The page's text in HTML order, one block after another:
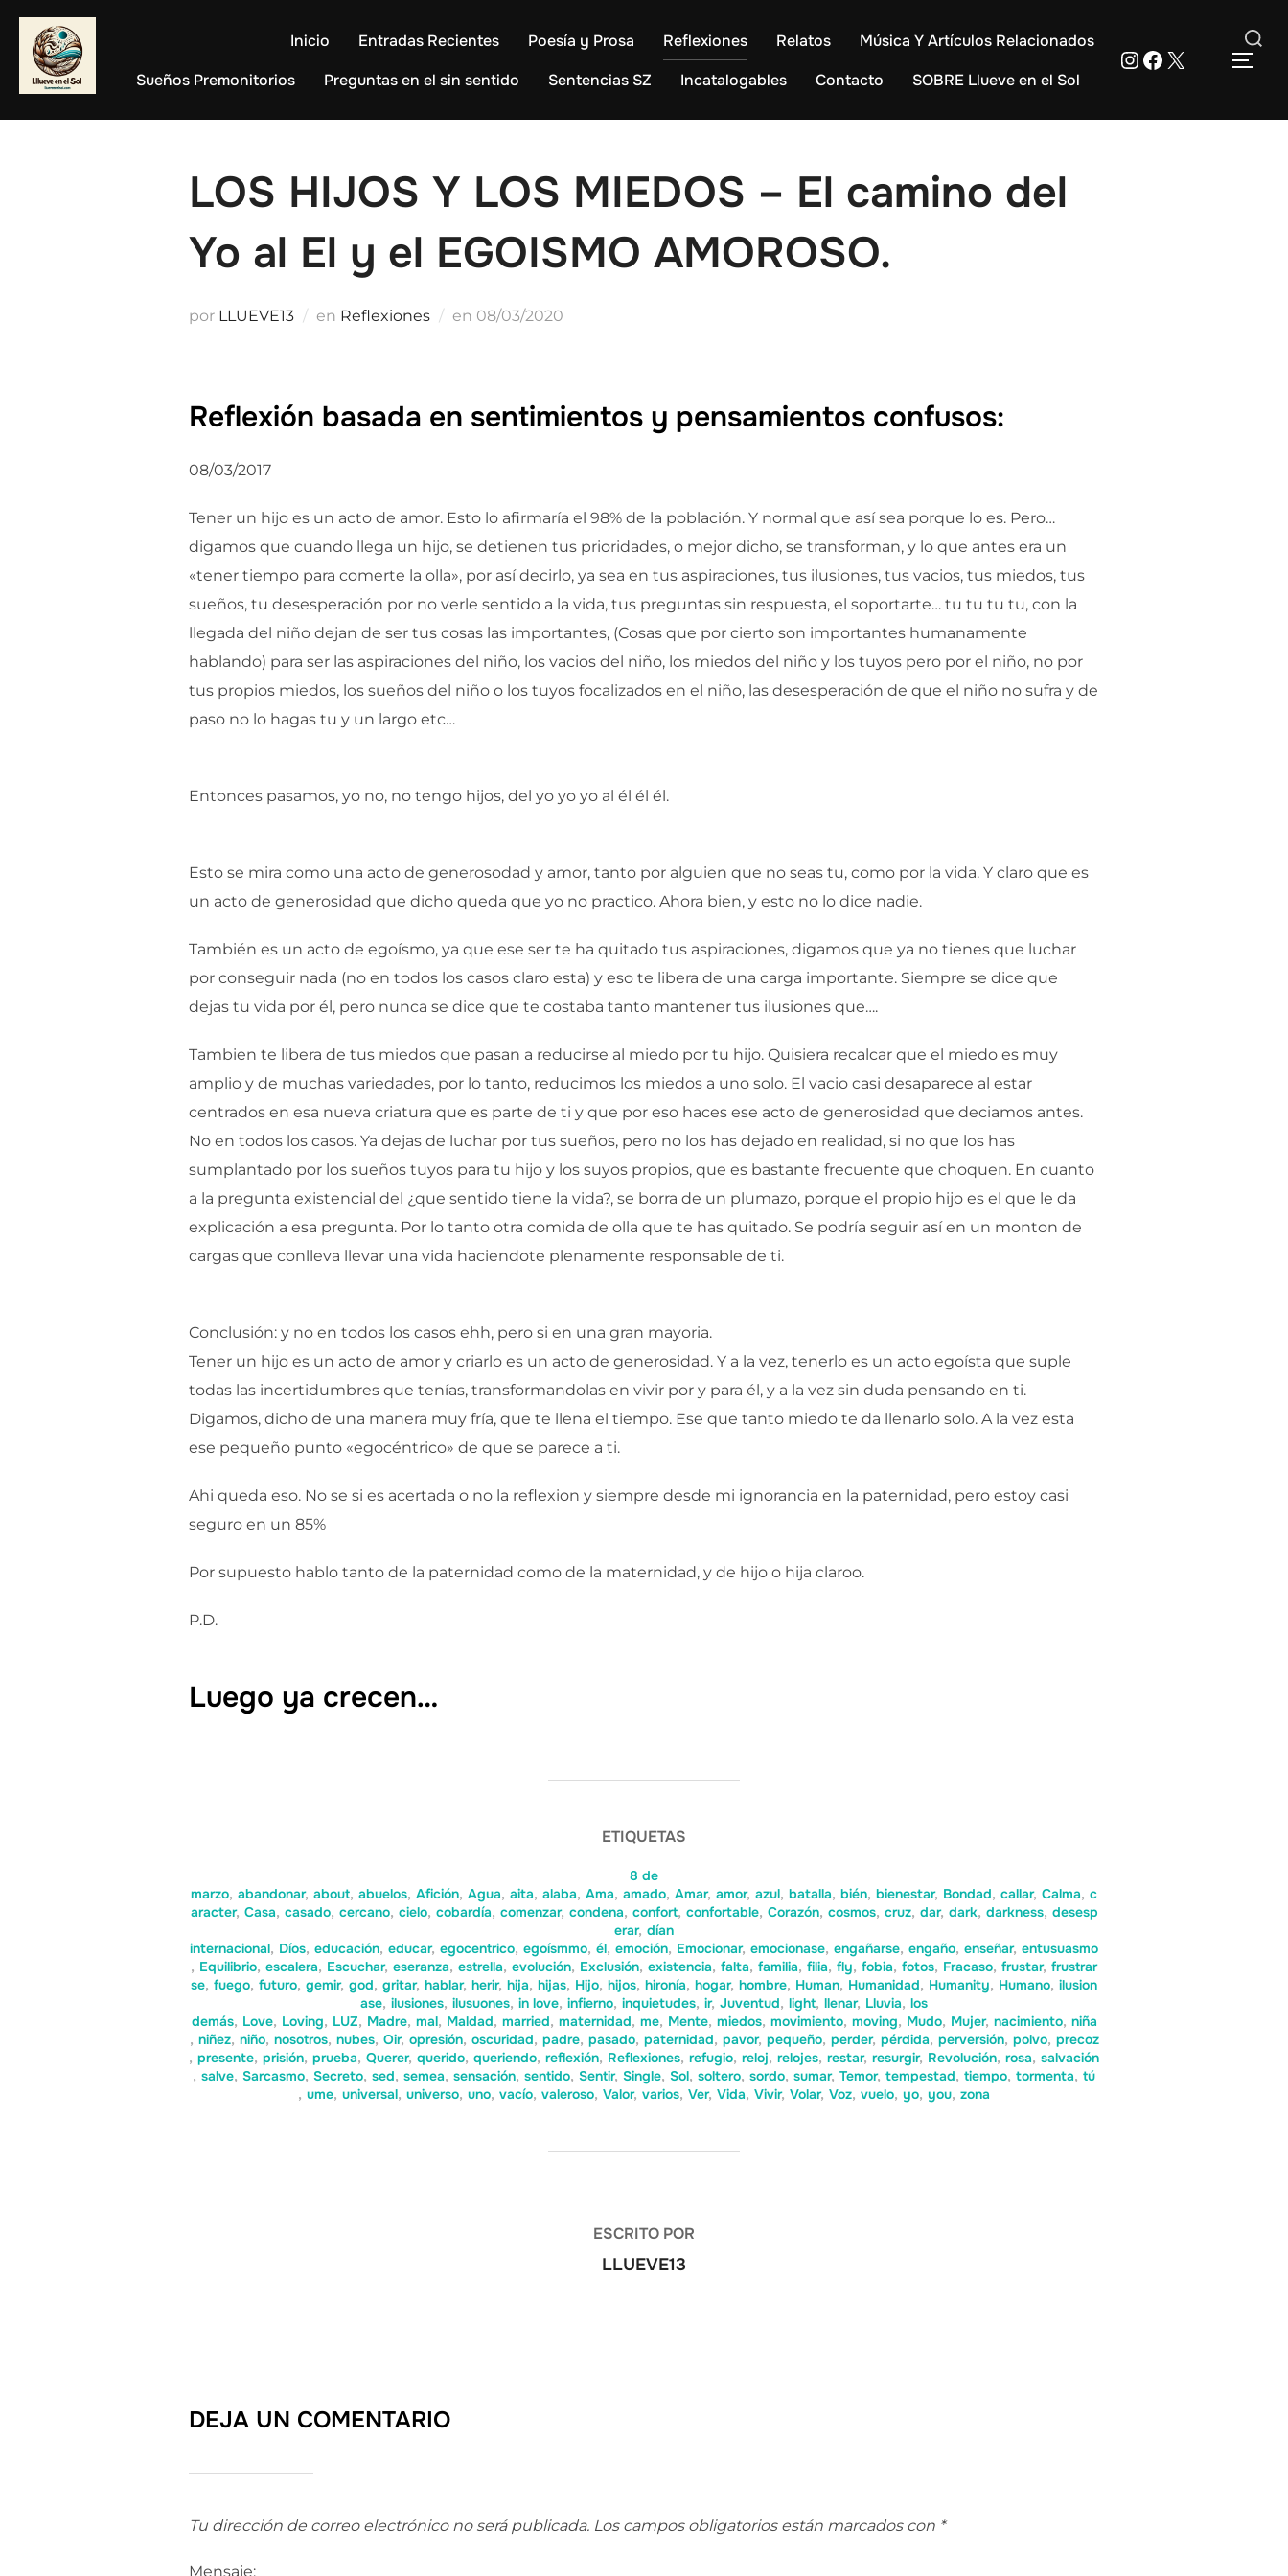
contenido
Inicio Entradas Recientes Poesía y Prosa Reflexiones Relatos
Música Y Artículos Relacionados
Sueños Premonitorios
Preguntas en el sin sentido Sentencias SZ Incatalogables Contacto SOBRE Llueve en el Sol
Instagram
Facebook
X Buscar:
LOS HIJOS Y LOS MIEDOS – El camino del
Yo al El y el EGOISMO AMOROSO.
por LLUEVE13 en Reflexiones en Publicado
08/03/2020
Reflexión basada en sentimientos y pensamientos confusos:
08/03/2017
Tener un hijo es un acto de amor. Esto lo afirmaría el 98% de la población. Y normal que así sea porque lo es. Pero…
digamos que cuando llega un hijo, se detienen tus prioridades, o mejor dicho, se transforman, y lo que antes era un
«tener tiempo para comerte la olla», por así decirlo, ya sea en tus aspiraciones, tus ilusiones, tus vacios, tus miedos, tus
sueños, tu desesperación por no verle sentido a la vida, tus preguntas sin respuesta, el soportarte… tu tu tu tu, con la
llegada del niño dejan de ser tus cosas las importantes, (Cosas que por cierto son importantes humanamente
hablando) para ser las aspiraciones del niño, los vacios del niño, los miedos del niño y los tuyos pero por el niño, no por
tus propios miedos, los sueños del niño o los tuyos focalizados en el niño, las desesperación de que el niño no sufra y de
paso no lo hagas tu y un largo etc…
Entonces pasamos, yo no, no tengo hijos, del yo yo yo al él él él.
Esto se mira como una acto de generosodad y amor, tanto por alguien que no seas tu, como por la vida. Y claro que es
un acto de generosidad que dicho queda que yo no practico. Ahora bien, y esto no lo dice nadie.
También es un acto de egoísmo, ya que ese ser te ha quitado tus aspiraciones, digamos que ya no tienes que luchar
por conseguir nada (no en todos los casos claro esta) y eso te libera de una carga importante. Siempre se dice que
dejas tu vida por él, pero nunca se dice que te costaba tanto mantener tus ilusiones que….
Tambien te libera de tus miedos que pasan a reducirse al miedo por tu hijo. Quisiera recalcar que el miedo es muy
amplio y de muchas variedades, por lo tanto, reducimos los miedos a uno solo. El vacio casi desaparece al estar
centrados en esa nueva criatura que es parte de ti y que por eso haces ese acto de generosidad que deciamos antes.
No en todos los casos. Ya dejas de luchar por tus sueños, pero no los has dejado en realidad, si no que los has
sumplantado por los sueños tuyos para tu hijo y los suyos propios, que es bastante frecuente que choquen. En cuanto
a la pregunta existencial del ¿que sentido tiene la vida?, se borra de un plumazo, porque el propio hijo es el que le da
explicación a esa pregunta. Por lo tanto otra comida de olla que te has quitado. Se podría seguir así en un monton de
cargas que conlleva llevar una vida haciendote plenamente responsable de ti.
Conclusión: y no en todos los casos ehh, pero si en una gran mayoria.
Tener un hijo es un acto de amor y criarlo es un acto de generosidad. Y a la vez, tenerlo es un acto egoísta que suple
todas las incertidumbres que tenías, transformandolas en vivir por y para él, y a la vez sin duda pensando en ti.
Digamos, dicho de una manera muy fría, que te llena el tiempo. Ese que tanto miedo te da llenarlo solo. A la vez esta
ese pequeño punto «egocéntrico» de que se parece a ti.
Ahi queda eso. No se si es acertada o no la reflexion y siempre desde mi ignorancia en la paternidad, pero estoy casi
seguro en un 85%
Por supuesto hablo tanto de la paternidad como de la maternidad, y de hijo o hija claroo.
P.D.
Luego ya crecen…
ETIQUETAS
8 de
marzo, abandonar, about, abuelos, Afición, Agua, aita, alaba, Ama, amado, Amar, amor, azul, batalla, bién, bienestar, Bondad, callar, Calma, c
aracter, Casa, casado, cercano, cielo, cobardía, comenzar, condena, confort, confortable, Corazón, cosmos, cruz, dar, dark, darkness, desesp
erar, dían
internacional, Díos, educación, educar, egocentrico, egoísmmo, él, emoción, Emocionar, emocionase, engañarse, engaño, enseñar, entusuasmo
, Equilibrio, escalera, Escuchar, eseranza, estrella, evolución, Exclusión, existencia, falta, familia, filia, fly, fobia, fotos, Fracaso, frustar, frustrar
se, fuego, futuro, gemir, god, gritar, hablar, herir, hija, hijas, Hijo, hijos, hironía, hogar, hombre, Human, Humanidad, Humanity, Humano, ilusion
ase, ilusiones, ilusuones, in love, infierno, inquietudes, ir, Juventud, light, llenar, Lluvia, los
demás, Love, Loving, LUZ, Madre, mal, Maldad, married, maternidad, me, Mente, miedos, movimiento, moving, Mudo, Mujer, nacimiento, niña
, niñez, niño, nosotros, nubes, Oir, opresión, oscuridad, padre, pasado, paternidad, pavor, pequeño, perder, pérdida, perversión, polvo, precoz
, presente, prisión, prueba, Querer, querido, queriendo, reflexión, Reflexiones, refugio, reloj, relojes, restar, resurgir, Revolución, rosa, salvación
, salve, Sarcasmo, Secreto, sed, semea, sensación, sentido, Sentir, Single, Sol, soltero, sordo, sumar, Temor, tempestad, tiempo, tormenta, tú
, ume, universal, universo, uno, vacío, valeroso, Valor, varios, Ver, Vida, Vivir, Volar, Voz, vuelo, yo, you, zona
ESCRITO POR
LLUEVE13
DEJA UN COMENTARIO
Tu dirección de correo electrónico no será publicada. Los campos obligatorios están marcados con *
Mensaje: